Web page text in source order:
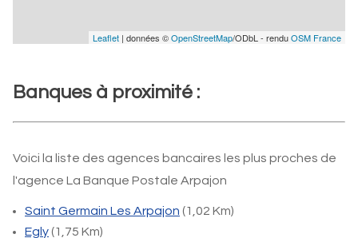
Leaflet | données ©OpenStreetMap/ODbL - renduOSM France
Banques à proximité :
Voici la liste des agences bancaires les plus proches de
l'agence La Banque Postale Arpajon
Saint Germain Les Arpajon (1,02 Km)
Egly(1,75 Km)